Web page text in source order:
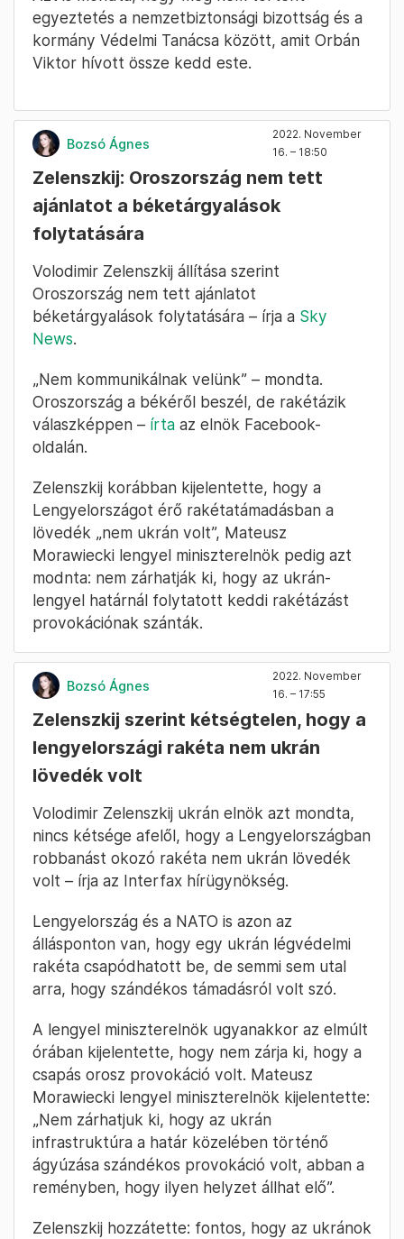
egyeztetés a nemzetbiztonsági bizottság és a
kormány Védelmi Tanácsa között, amit Orbán
Viktor hívott össze kedd este.
Bozsó Ágnes
2022. November
16. – 18:50
Zelenszkij: Oroszország nem tett
ajánlatot a béketárgyalások
folytatására
Volodimir Zelenszkij állítása szerint
Oroszország nem tett ajánlatot
béketárgyalások folytatására – írja a Sky
News.
„Nem kommunikálnak velünk” – mondta.
Oroszország a békéről beszél, de rakétázik
válaszképpen – írta az elnök Facebook-
oldalán.
Zelenszkij korábban kijelentette, hogy a
Lengyelországot érő rakétatámadásban a
lövedék „nem ukrán volt”, Mateusz
Morawiecki lengyel miniszterelnök pedig azt
modnta: nem zárhatják ki, hogy az ukrán-
lengyel határnál folytatott keddi rakétázást
provokációnak szánták.
Bozsó Ágnes
2022. November
16. – 17:55
Zelenszkij szerint kétségtelen, hogy a
lengyelországi rakéta nem ukrán
lövedék volt
Volodimir Zelenszkij ukrán elnök azt mondta,
nincs kétsége afelől, hogy a Lengyelországban
robbanást okozó rakéta nem ukrán lövedék
volt – írja az Interfax hírügynökség.
Lengyelország és a NATO is azon az
állásponton van, hogy egy ukrán légvédelmi
rakéta csapódhatott be, de semmi sem utal
arra, hogy szándékos támadásról volt szó.
A lengyel miniszterelnök ugyanakkor az elmúlt
órában kijelentette, hogy nem zárja ki, hogy a
csapás orosz provokáció volt. Mateusz
Morawiecki lengyel miniszterelnök kijelentette:
„Nem zárhatjuk ki, hogy az ukrán
infrastruktúra a határ közelében történő
ágyúzása szándékos provokáció volt, abban a
reményben, hogy ilyen helyzet állhat elő”.
Zelenszkij hozzátette: fontos, hogy az ukránok